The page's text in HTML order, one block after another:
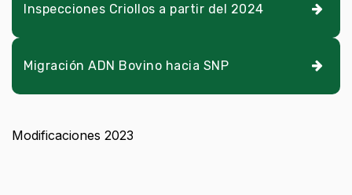
Inspecciones Criollos a partir del 2024
Migración ADN Bovino hacia SNP
Modificaciones 2023